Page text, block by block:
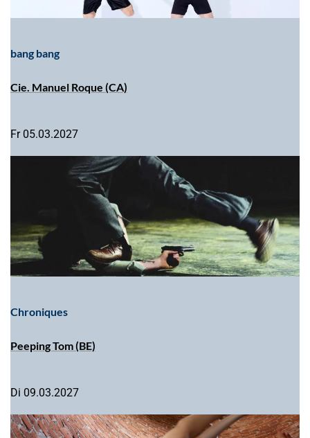
bang bang
Cie. Manuel Roque (CA)
Fr 05.03.2027
Chroniques
Peeping Tom (BE)
Di 09.03.2027